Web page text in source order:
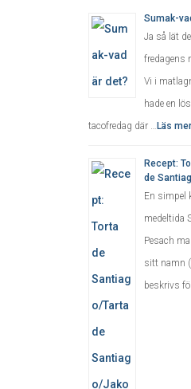
Sumak-
Ja så lät
fredagens
Vi i
hade en
tacofredag där … Läs
Recept:
de
En simpel
medeltida
Pesach
sitt namn
beskrivs